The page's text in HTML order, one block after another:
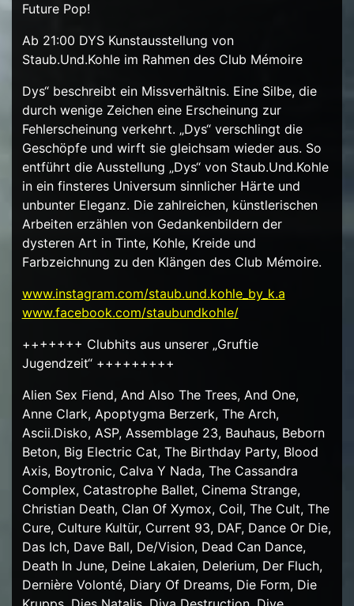
Future Pop!
Ab 21:00 DYS Kunstausstellung von
Staub.Und.Kohle im Rahmen des Club Mémoire
Dys“ beschreibt ein Missverhältnis. Eine Silbe, die
durch wenige Zeichen eine Erscheinung zur
Fehlerscheinung verkehrt. „Dys“ verschlingt die
Geschöpfe und wirft sie gleichsam wieder aus. So
entführt die Ausstellung „Dys“ von Staub.Und.Kohle
in ein finsteres Universum sinnlicher Härte und
unbunter Eleganz. Die zahlreichen, künstlerischen
Arbeiten erzählen von Gedankenbildern der
dysteren Art in Tinte, Kohle, Kreide und
Farbzeichnung zu den Klängen des Club Mémoire.
www.instagram.com/staub.und.kohle_by_k.a
www.facebook.com/staubundkohle/
+++++++ Clubhits aus unserer „Gruftie
Jugendzeit“ +++++++++
Alien Sex Fiend, And Also The Trees, And One,
Anne Clark, Apoptygma Berzerk, The Arch,
Ascii.Disko, ASP, Assemblage 23, Bauhaus, Beborn
Beton, Big Electric Cat, The Birthday Party, Blood
Axis, Boytronic, Calva Y Nada, The Cassandra
Complex, Catastrophe Ballet, Cinema Strange,
Christian Death, Clan Of Xymox, Coil, The Cult, The
Cure, Culture Kultür, Current 93, DAF, Dance Or Die,
Das Ich, Dave Ball, De/Vision, Dead Can Dance,
Death In June, Deine Lakaien, Delerium, Der Fluch,
Dernière Volonté, Diary Of Dreams, Die Form, Die